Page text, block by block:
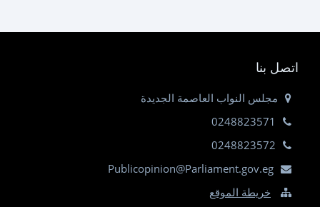
اتصل بنا
مجلس النواب العاصمة الجديدة
0248823571
0248823572
Publicopinion@Parliament.gov.eg
خريطة الموقع